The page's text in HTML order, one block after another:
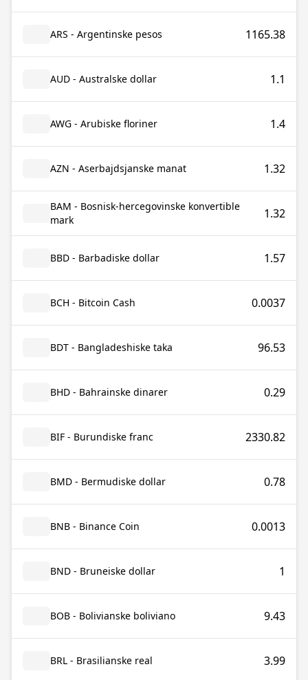
ARS - Argentinske pesos 1165.38
AUD - Australske dollar 1.1
AWG - Arubiske floriner 1.4
AZN - Aserbajdsjanske manat 1.32
BAM - Bosnisk-hercegovinske konvertible
mark
1.32
BBD - Barbadiske dollar 1.57
BCH - Bitcoin Cash 0.0037
BDT - Bangladeshiske taka 96.53
BHD - Bahrainske dinarer 0.29
BIF - Burundiske franc 2330.82
BMD - Bermudiske dollar 0.78
BNB - Binance Coin 0.0013
BND - Bruneiske dollar 1
BOB - Bolivianske boliviano 9.43
BRL - Brasilianske real 3.99